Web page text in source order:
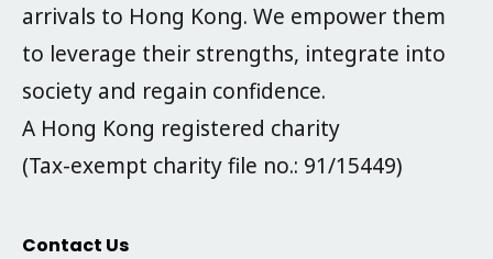
arrivals to Hong Kong. We empower them
to leverage their strengths, integrate into
society and regain confidence.
A Hong Kong registered charity
(Tax-exempt charity file no.: 91/15449)
Contact Us